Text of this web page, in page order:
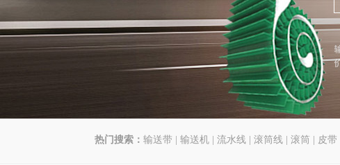
热门搜索： 输送带 输送机 流水线 滚筒线 滚筒 皮带